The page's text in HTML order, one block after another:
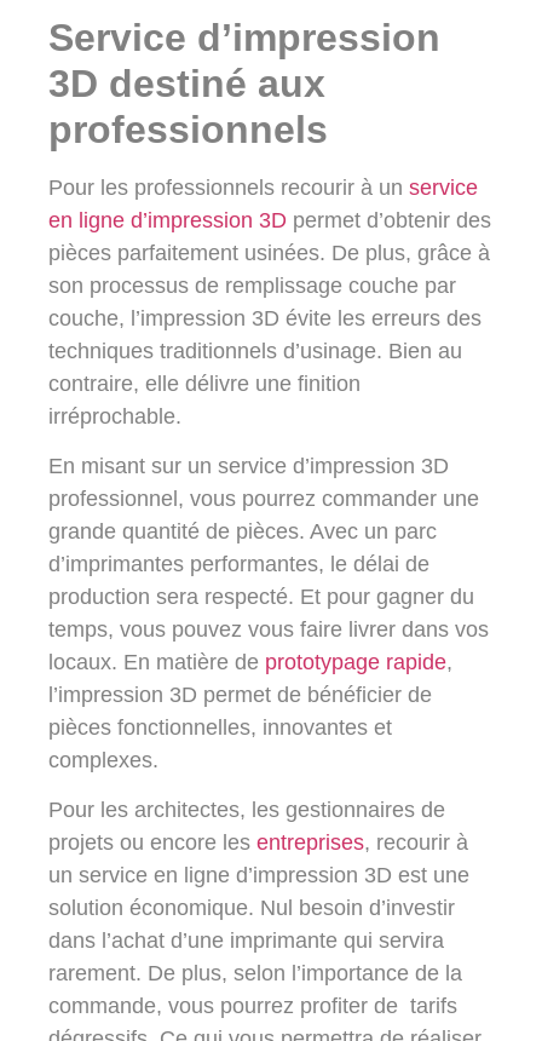
Service d’impression
3D destiné aux
professionnels
Pour les professionnels recourir à un service
en ligne d’impression 3D permet d’obtenir des
pièces parfaitement usinées. De plus, grâce à
son processus de remplissage couche par
couche, l’impression 3D évite les erreurs des
techniques traditionnels d’usinage. Bien au
contraire, elle délivre une finition
irréprochable.
En misant sur un service d’impression 3D
professionnel, vous pourrez commander une
grande quantité de pièces. Avec un parc
d’imprimantes performantes, le délai de
production sera respecté. Et pour gagner du
temps, vous pouvez vous faire livrer dans vos
locaux. En matière de prototypage rapide,
l’impression 3D permet de bénéficier de
pièces fonctionnelles, innovantes et
complexes.
Pour les architectes, les gestionnaires de
projets ou encore les entreprises, recourir à
un service en ligne d’impression 3D est une
solution économique. Nul besoin d’investir
dans l’achat d’une imprimante qui servira
rarement. De plus, selon l’importance de la
commande, vous pourrez profiter de tarifs